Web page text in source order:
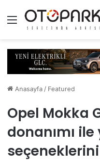
Menü
Anasayfa / Featured
Opel Mokka
donanımı
seçeneklerini